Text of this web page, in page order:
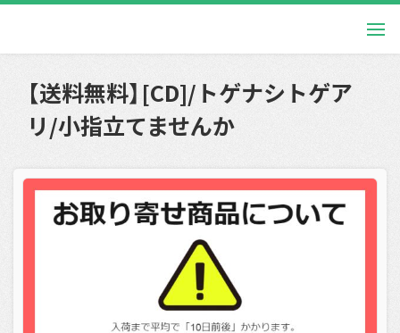
【送料無料】[CD]/トゲナシトゲア
リ/小指立てませんか